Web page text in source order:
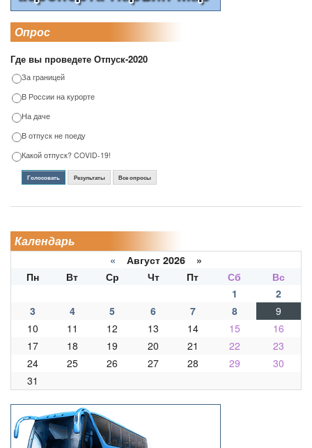
Опрос
Где вы проведете Отпуск-2020
За границей
В России на курорте
На даче
В отпуск не поеду
Какой отпуск? COVID-19!
Голосовать Результаты Все опросы
Календарь
« Август 2026 »
Пн
Вт Ср Чт Пт Сб
Вс
1
2
3
4 5 6 7 8
9
10
11 12 13 14 15
16
17
18 19 20 21 22
23
24
25 26 27 28 29
30
31